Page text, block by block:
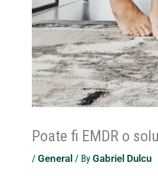
Poate fi EMDR o
/General / ByGabriel Dulcu